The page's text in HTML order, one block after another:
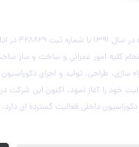
شرکت اُپال
کلیه امور عمرانی و ساخت و ساز
سازی، طراحی، تولید و اجرای
خود را آغاز نمود. اکنون این شرکت
داخلی فعالیت گسترده ای دارد.